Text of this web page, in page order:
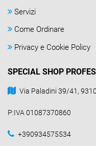
Servizi
Come Ordinare
Privacy e Cookie Policy
SPECIAL SHOP
Via Paladini 39/41,
P:IVA 01087370860
+390934575534